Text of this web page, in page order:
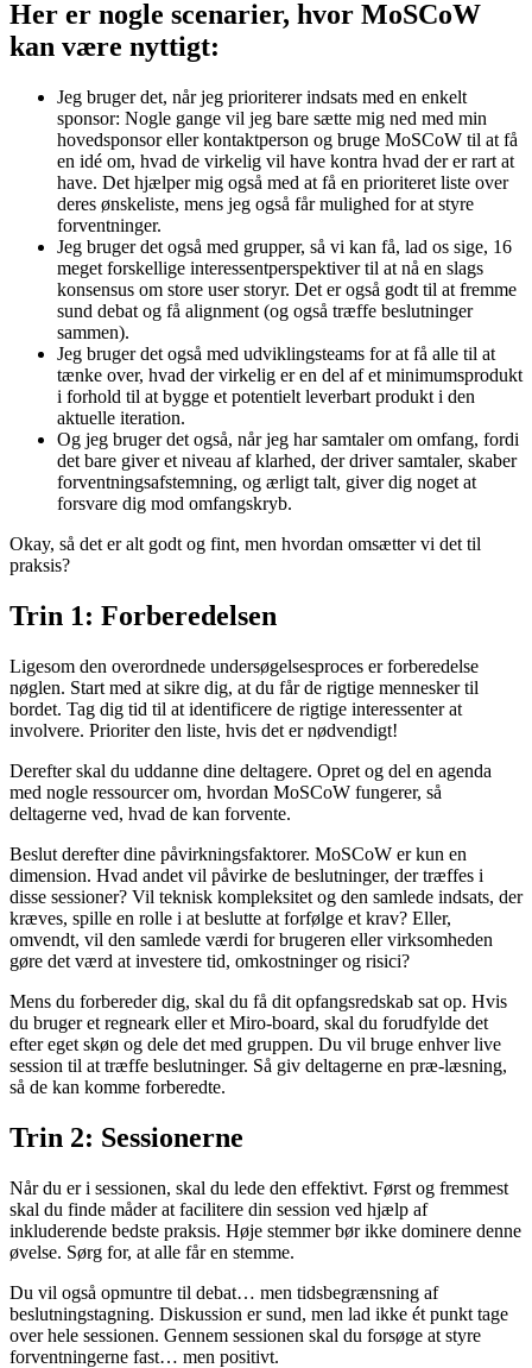
Her er nogle scenarier, hvor MoSCoW
kan være nyttigt:
Jeg bruger det, når jeg prioriterer indsats med en enkelt
sponsor: Nogle gange vil jeg bare sætte mig ned med min
hovedsponsor eller kontaktperson og bruge MoSCoW til at få
en idé om, hvad de virkelig vil have kontra hvad der er rart at
have. Det hjælper mig også med at få en prioriteret liste over
deres ønskeliste, mens jeg også får mulighed for at styre
forventninger.
Jeg bruger det også med grupper, så vi kan få, lad os sige, 16
meget forskellige interessentperspektiver til at nå en slags
konsensus om store user storyr. Det er også godt til at fremme
sund debat og få alignment (og også træffe beslutninger
sammen).
Jeg bruger det også med udviklingsteams for at få alle til at
tænke over, hvad der virkelig er en del af et minimumsprodukt
i forhold til at bygge et potentielt leverbart produkt i den
aktuelle iteration.
Og jeg bruger det også, når jeg har samtaler om omfang, fordi
det bare giver et niveau af klarhed, der driver samtaler, skaber
forventningsafstemning, og ærligt talt, giver dig noget at
forsvare dig mod omfangskryb.
Okay, så det er alt godt og fint, men hvordan omsætter vi det til
praksis?
Trin 1: Forberedelsen
Ligesom den overordnede undersøgelsesproces er forberedelse
nøglen. Start med at sikre dig, at du får de rigtige mennesker til
bordet. Tag dig tid til at identificere de rigtige interessenter at
involvere. Prioriter den liste, hvis det er nødvendigt!
Derefter skal du uddanne dine deltagere. Opret og del en agenda
med nogle ressourcer om, hvordan MoSCoW fungerer, så
deltagerne ved, hvad de kan forvente.
Beslut derefter dine påvirkningsfaktorer. MoSCoW er kun en
dimension. Hvad andet vil påvirke de beslutninger, der træffes i
disse sessioner? Vil teknisk kompleksitet og den samlede indsats, der
kræves, spille en rolle i at beslutte at forfølge et krav? Eller,
omvendt, vil den samlede værdi for brugeren eller virksomheden
gøre det værd at investere tid, omkostninger og risici?
Mens du forbereder dig, skal du få dit opfangsredskab sat op. Hvis
du bruger et regneark eller et Miro-board, skal du forudfylde det
efter eget skøn og dele det med gruppen. Du vil bruge enhver live
session til at træffe beslutninger. Så giv deltagerne en præ-læsning,
så de kan komme forberedte.
Trin 2: Sessionerne
Når du er i sessionen, skal du lede den effektivt. Først og fremmest
skal du finde måder at facilitere din session ved hjælp af
inkluderende bedste praksis. Høje stemmer bør ikke dominere denne
øvelse. Sørg for, at alle får en stemme.
Du vil også opmuntre til debat… men tidsbegrænsning af
beslutningstagning. Diskussion er sund, men lad ikke ét punkt tage
over hele sessionen. Gennem sessionen skal du forsøge at styre
forventningerne fast… men positivt.